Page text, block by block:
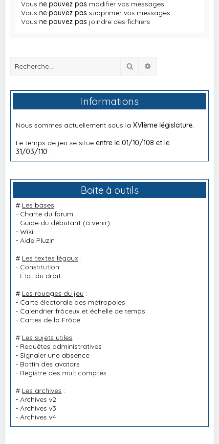
Vousne pouvez pas modifier vos messages
Vousne pouvez pas supprimer vos messages
Vousne pouvez pas joindre des fichiers
Rechercher
Informations
Nous sommes actuellement sous laXVIème législature
Le temps de jeu se situeentre le 01/10/108 et le
31/03/110
Boite à outils
# Les bases :
- Charte du forum
- Guide du débutant (à venir)
-Wiki
-Aide PluzIn
# Les textes légaux :
- Constitution
- État du droit
# Les rouages du jeu :
- Carte électorale des métropoles
- Calendrier frôceux et échelle de temps
- Cartes de la Frôce
# Les sujets utiles :
- Requêtes administratives
-Signaler une absence
- Bottin des avatars
- Registre des multicomptes
# Les archives :
-Archives v2
-Archives v3
-Archives v4